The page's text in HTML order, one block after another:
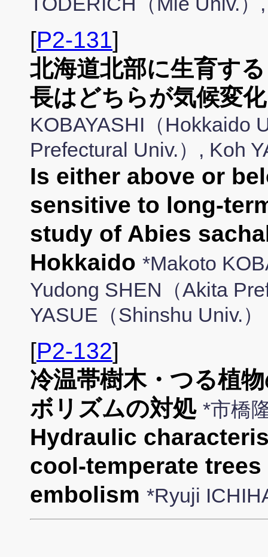
[P2-131]
北海道北部に生育す
長はどちらが気候変
KOBAYASHI（Hokkaido
Prefectural Univ.）, Koh
Is either above or
sensitive to long-
study of Abies
Hokkaido *Makoto
Yudong SHEN（Akita
YASUE（Shinshu Univ.）
[P2-132]
冷温帯樹木・つる植
ボリズムの対処 *市橋
Hydraulic
cool-temperate
embolism *Ryuji